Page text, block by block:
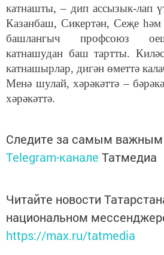
катнашты, – дип ассызык-лап
Казанбаш, Сикертән, Сеҗе
башлангыч профсоюз
катнашудан баш тартты.
катнашырлар, дигән өметтә
Менә шулай, хәрәкәттә –
хәрәкәттә.
Следите за самым
Telegram-канале Татмедиа
Читайте новости
национальном
https://max.ru/tatmedia